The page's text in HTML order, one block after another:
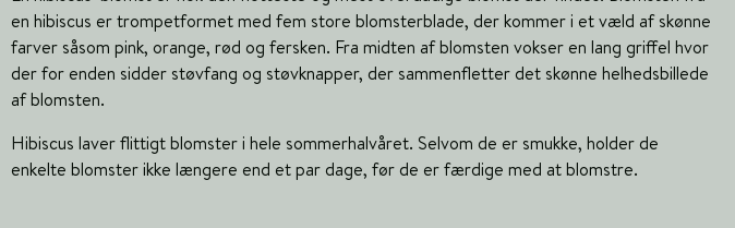
en hibiscus er trompetformet med fem store blomsterblade, der kommer i et væld af skønne
farver såsom pink, orange, rød og fersken. Fra midten af blomsten vokser en lang griffel hvor
der for enden sidder støvfang og støvknapper, der sammenfletter det skønne helhedsbillede
af blomsten.
Hibiscus laver flittigt blomster i hele sommerhalvåret. Selvom de er smukke, holder de
enkelte blomster ikke længere end et par dage, før de er færdige med at blomstre.